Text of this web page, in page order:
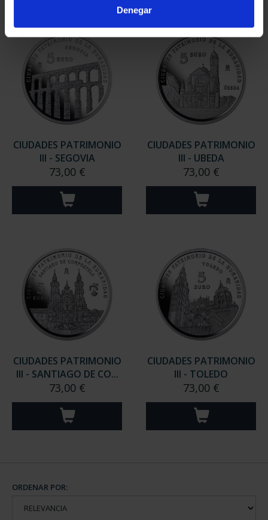
Denegar
CIUDADES PATRIMONIO
III - SEGOVIA
73,00 €
CIUDADES PATRIMONIO
III - UBEDA
73,00 €
CIUDADES PATRIMONIO
III - SANTIAGO DE CO...
73,00 €
CIUDADES PATRIMONIO
III - TOLEDO
73,00 €
ORDENAR POR: